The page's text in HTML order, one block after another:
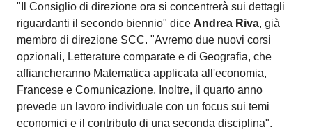
"Il Consiglio di direzione ora si concentrerà sui dettagli
riguardanti il secondo biennio" dice Andrea Riva, già
membro di direzione SCC. "Avremo due nuovi corsi
opzionali, Letterature comparate e di Geografia, che
affiancheranno Matematica applicata all'economia,
Francese e Comunicazione. Inoltre, il quarto anno
prevede un lavoro individuale con un focus sui temi
economici e il contributo di una seconda disciplina".